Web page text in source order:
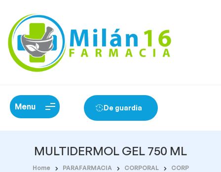
Menu De guardia
MULTIDERMOL GEL 750 ML
Home PARAFARMACIA CORPORAL
CORP